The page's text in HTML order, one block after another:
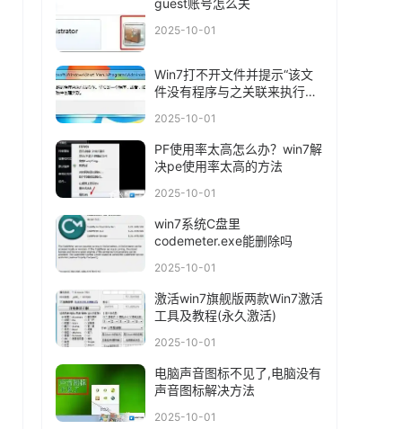
guest账号怎么关
2025-10-01
Win7打不开文件并提示“该文
件没有程序与之关联来执行操
2025-10-01
PF使用率太高怎么办？win7解
决pe使用率太高的方法
2025-10-01
win7系统C盘里
codemeter.exe能删除吗
2025-10-01
激活win7旗舰版两款Win7激活
工具及教程(永久激活)
2025-10-01
电脑声音图标不见了,电脑没有
声音图标解决方法
2025-10-01